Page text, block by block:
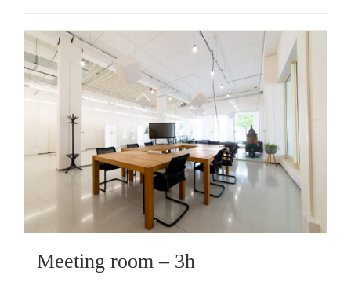
Meeting room – 3h